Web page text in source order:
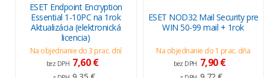
ESET Endpoint Encryption
Essential 1-10PC na 1rok
Aktualizácia (elektronická
licencia)
Na objednanie do 3 prac. dní
bez DPH 7,60 €
ESET NOD32 Mail Security pre
WIN 50-99 mail + 1rok
Na objednanie do 1 prac. dňa
bez DPH 7,90 €